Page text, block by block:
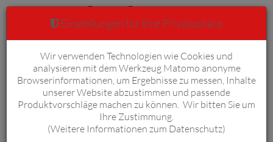
Anmelden Warenkorb 0
Einstellungen für Ihre Privatsphäre
Wir verwenden Technologien wie Cookies und
analysieren mit dem Werkzeug Matomo anonyme
Browserinformationen, um Ergebnisse zu messen, Inhalte
unserer Website abzustimmen und passende
Produktvorschläge machen zu können. Wir bitten Sie um
Ihre Zustimmung.
(Weitere Informationen zum Datenschutz)